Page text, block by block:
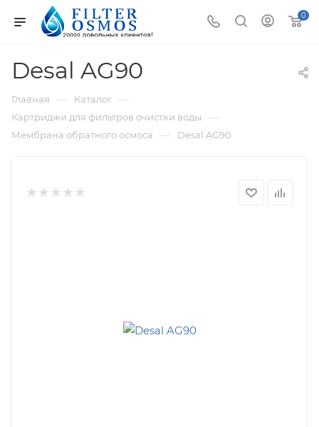
0
Desal AG90
Главная — Каталог —
Картриджи для фильтров очистки воды —
Мембрана обратного осмоса — Desal AG90